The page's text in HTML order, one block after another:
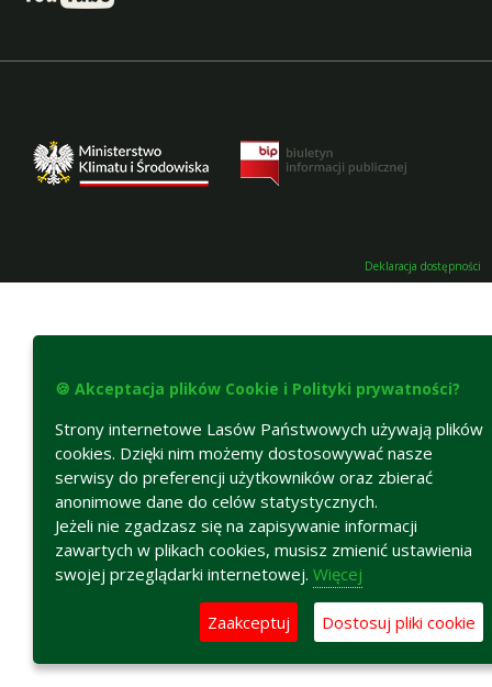
Deklaracja dostępności
🍪 Akceptacja plików Cookie i Polityki prywatności?
Strony internetowe Lasów Państwowych używają plików
cookies. Dzięki nim możemy dostosowywać nasze
serwisy do preferencji użytkowników oraz zbierać
anonimowe dane do celów statystycznych.
Jeżeli nie zgadzasz się na zapisywanie informacji
zawartych w plikach cookies, musisz zmienić ustawienia
swojej przeglądarki internetowej. Więcej
Zaakceptuj Dostosuj pliki cookie